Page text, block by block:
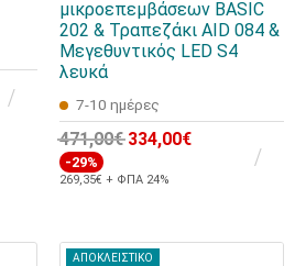
μικροεπεμβάσεων BASIC
202 & Τραπεζάκι AID 084 &
Μεγεθυντικός LED S4
λευκά
7-10 ημέρες
471,00€ 334,00€
-29%
269,35€ + ΦΠΑ 24%
ΑΠΟΚΛΕΙΣΤΙΚΟ